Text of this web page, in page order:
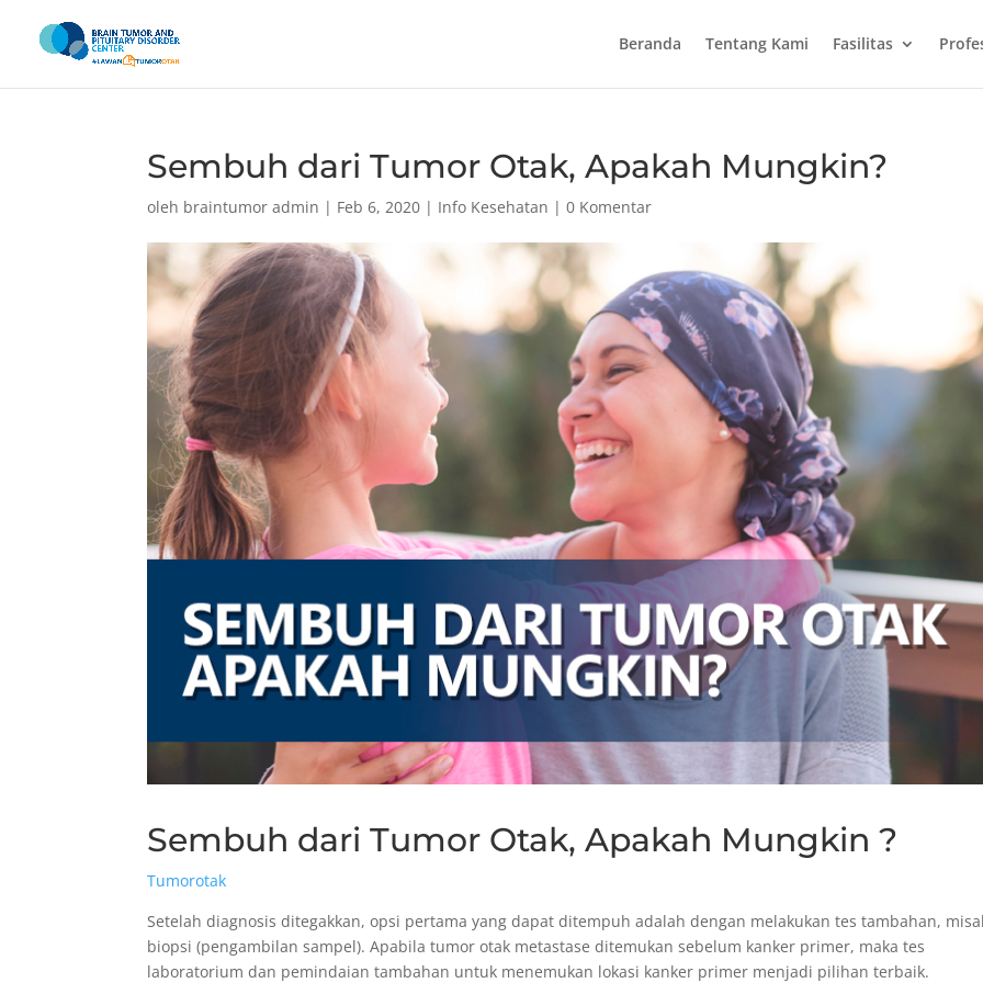
Beranda Tentang Kami Fasilitas
Sembuh dari Tumor Otak, Apakah Mungkin?
oleh braintumor admin | Feb 6, 2020 | Info Kesehatan |0 Komentar
Sembuh dari Tumor Otak, Apakah Mungkin ?
Tumorotak
Setelah diagnosis ditegakkan, opsi pertama yang dapat ditempuh adalah dengan melakukan tes tambahan,
biopsi (pengambilan sampel). Apabila tumor otak metastase ditemukan sebelum kanker primer, maka tes
laboratorium dan pemindaian tambahan untuk menemukan lokasi kanker primer menjadi pilihan terbaik.